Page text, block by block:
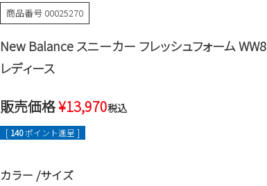
商品番号 00025270
New Balance スニーカー フレッシュフォーム
レディース
販売価格¥13,970税込
[ 140ポイント進呈 ]
カラー サイズ